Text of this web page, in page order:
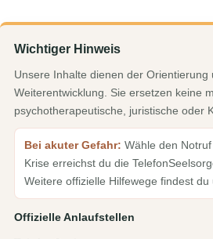
Wichtiger Hinweis
Unsere Inhalte dienen der Orientierung
Weiterentwicklung. Sie ersetzen keine
psychotherapeutische, juristische oder
Bei akuter Gefahr: Wähle den Notruf
Krise erreichst du die
Weitere offizielle Hilfewege findest du
Offizielle Anlaufstellen